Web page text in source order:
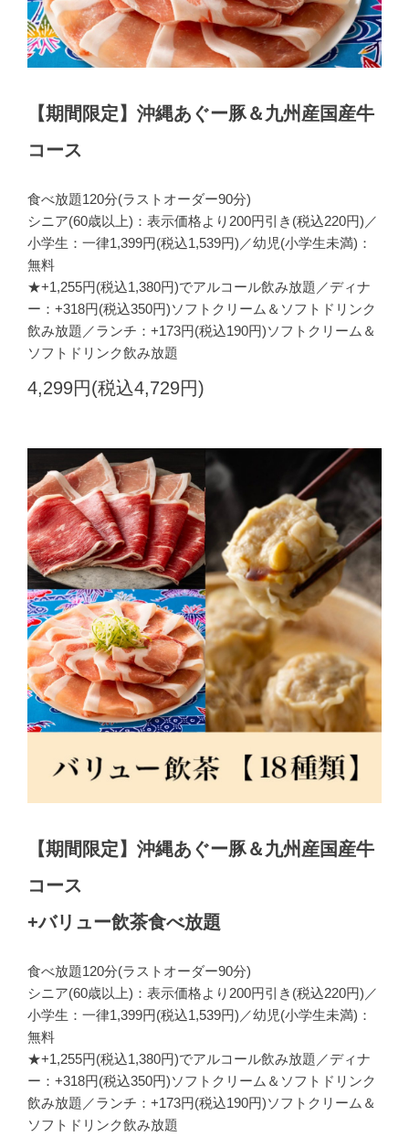
【期間限定】沖縄あぐー豚＆九州産国産牛
コース
食べ放題120分(ラストオーダー90分)
シニア(60歳以上)：表示価格より200円引き(税込220円)／
小学生：一律1,399円(税込1,539円)／幼児(小学生未満)：
無料
★+1,255円(税込1,380円)でアルコール飲み放題／ディナ
ー：+318円(税込350円)ソフトクリーム＆ソフトドリンク
飲み放題／ランチ：+173円(税込190円)ソフトクリーム＆
ソフトドリンク飲み放題
4,299円(税込4,729円)
【期間限定】沖縄あぐー豚＆九州産国産牛
コース
+バリュー飲茶食べ放題
食べ放題120分(ラストオーダー90分)
シニア(60歳以上)：表示価格より200円引き(税込220円)／
小学生：一律1,399円(税込1,539円)／幼児(小学生未満)：
無料
★+1,255円(税込1,380円)でアルコール飲み放題／ディナ
ー：+318円(税込350円)ソフトクリーム＆ソフトドリンク
飲み放題／ランチ：+173円(税込190円)ソフトクリーム＆
ソフトドリンク飲み放題